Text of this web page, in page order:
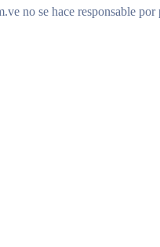
no se hace responsable por